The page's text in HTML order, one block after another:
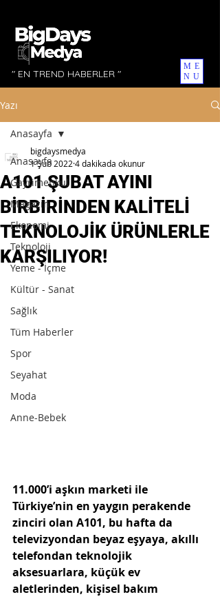
ME
NU
" EN TREND HABERLER "
Yazı
Anasayfa
Gayrimenkul
Magazin
Ekonomi
Teknoloji
Yeme - İçme
Kültür - Sanat
Sağlık
Tüm Haberler
Spor
Seyahat
Moda
Anne-Bebek
Anasayfa
A101 ŞUBAT AYINI
BİRBİRİNDEN KALİTELİ
TEKNOLOJİK ÜRÜNLERLE
KARŞILIYOR!
bigdaysmedya
1 Şub 2022 4 dakikada okunur
11.000’i aşkın marketi ile
Türkiye’nin en yaygın perakende
zinciri olan A101, bu hafta da
televizyondan beyaz eşyaya, akıllı
telefondan teknolojik
aksesuarlara, küçük ev
aletlerinden, kişisel bakım